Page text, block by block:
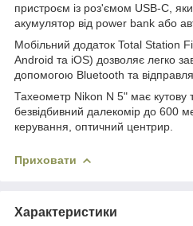
пристроєм із роз'ємом USB-C,
акумулятор від power bank або
Мобільний додаток Total Station
Android та iOS) дозволяє легко
допомогою Bluetooth та
Тахеометр Nikon N 5" має кутову
безвідбивний далекомір до 600
керування, оптичний центрир.
Приховати
Характеристики